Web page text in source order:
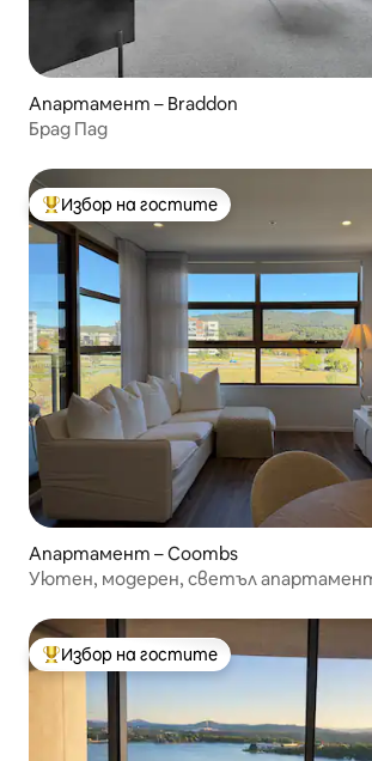
Апартамент – Braddon
Брад Пад
Най-популярен избор на гостите
Избор на гостите
Апартамент – Coombs
Уютен, модерен, светъл
Най-популярен избор на гостите
Избор на гостите